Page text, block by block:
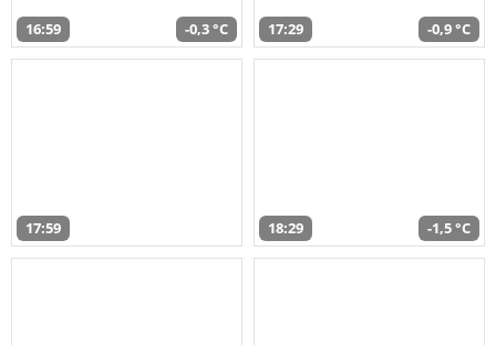
16:59 -0,3 °C 17:29 -0,9 °C
17:59 18:29 -1,5 °C